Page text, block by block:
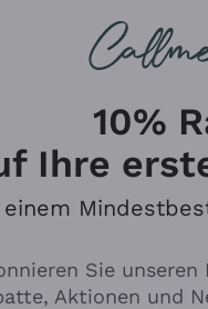
10%
Ihre
Sie
Aktionen und